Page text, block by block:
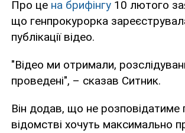
Про це на брифінгу 10 лютого
що генпрокурорка
публікації відео.
"Відео ми отримали,
проведені", – сказав Ситник.
Він додав, що не
відомстві хочуть максимально